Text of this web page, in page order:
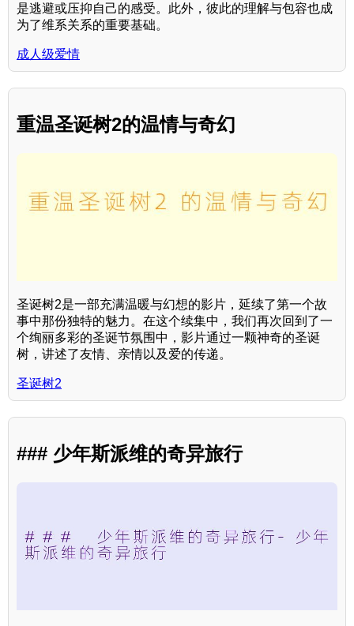
是逃避或压抑自己的感受。此外，彼此的理解与包容也成
为了维系关系的重要基础。
成人级爱情
重温圣诞树2的温情与奇幻
圣诞树2是一部充满温暖与幻想的影片，延续了第一个故
事中那份独特的魅力。在这个续集中，我们再次回到了一
个绚丽多彩的圣诞节氛围中，影片通过一颗神奇的圣诞
树，讲述了友情、亲情以及爱的传递。
圣诞树2
### 少年斯派维的奇异旅行